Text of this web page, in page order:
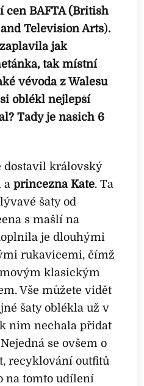
cen BAFTA (British
Television Arts).
jak
tak místní
vévoda z Walesu
oblékl nejlepší
Tady je našich 6
dostavil královský
aprincezna Kate. Ta
šaty od
s mašlí na
je dlouhými
rukavicemi, čímž
klasickým
Vše můžete vidět
šaty oblékla už v
nim nechala přidat
se ovšem o
recyklování outfitů
na tomto udílení